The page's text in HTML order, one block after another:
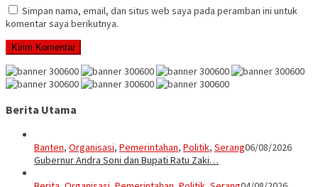
Simpan nama, email, dan situs web saya pada peramban ini untuk
komentar saya berikutnya.
Berita Utama
Banten, Organisasi, Pemerintahan, Politik, Serang06/08/2026
Gubernur Andra Soni dan Bupati Ratu Zaki…